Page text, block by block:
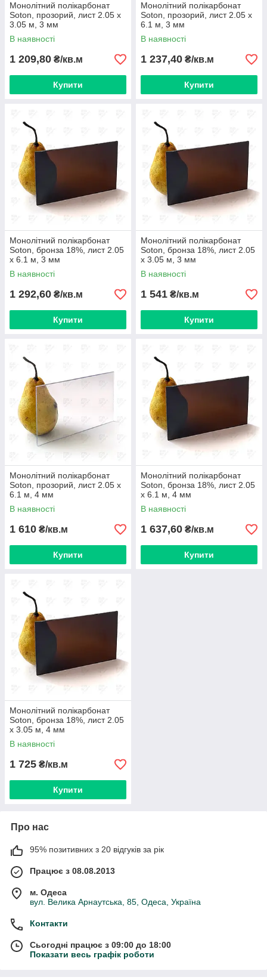
Монолітний полікарбонат
Soton, прозорий, лист 2.05 х
3.05 м, 3 мм
В наявності
1 209,80 ₴/кв.м
Купити
Монолітний полікарбонат
Soton, прозорий, лист 2.05 х
6.1 м, 3 мм
В наявності
1 237,40 ₴/кв.м
Купити
Монолітний полікарбонат
Soton, бронза 18%, лист 2.05
х 6.1 м, 3 мм
В наявності
1 292,60 ₴/кв.м
Купити
Монолітний полікарбонат
Soton, бронза 18%, лист 2.05
х 3.05 м, 3 мм
В наявності
1 541 ₴/кв.м
Купити
Монолітний полікарбонат
Soton, прозорий, лист 2.05 х
6.1 м, 4 мм
В наявності
1 610 ₴/кв.м
Купити
Монолітний полікарбонат
Soton, бронза 18%, лист 2.05
х 6.1 м, 4 мм
В наявності
1 637,60 ₴/кв.м
Купити
Монолітний полікарбонат
Soton, бронза 18%, лист 2.05
х 3.05 м, 4 мм
В наявності
1 725 ₴/кв.м
Купити
Про нас
95% позитивних з 20 відгуків за рік
Працює з 08.08.2013
м. Одеса
вул. Велика Арнаутська, 85, Одеса, Україна
Контакти
Сьогодні працює з 09:00 до 18:00
Показати весь графік роботи